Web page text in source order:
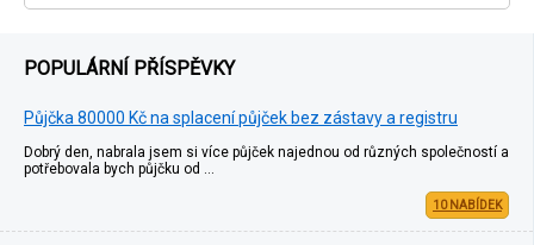
POPULÁRNÍ PŘÍSPĚVKY
Půjčka 80000 Kč na splacení půjček bez zástavy a registru
Dobrý den, nabrala jsem si více půjček najednou od různých společností a
potřebovala bych půjčku od …
10 NABÍDEK